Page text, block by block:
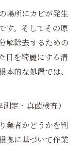
場所にカビが発生
す。そしてその原
解除去するための
目を綺麗にする清
的な処置では、
定・真菌検査）
業者かどうかを判
拠に基づいて作業